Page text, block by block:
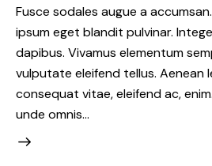
Fusce sodales augue a
ipsum eget blandit pulvinar.
dapibus. Vivamus elementum
vulputate eleifend tellus. Aenean
consequat vitae, eleifend ac,
unde omnis…